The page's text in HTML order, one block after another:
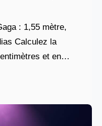
: 1,55 mètre,
Calculez la
et en